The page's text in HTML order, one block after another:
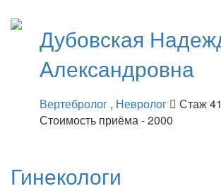
Дубовская
Александровна
Вертебролог , Невролог
Стаж
Стоимость приёма - 2000
Гинекологи